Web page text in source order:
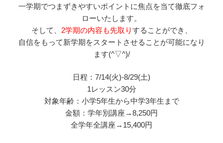
一学期でつまずきやすいポイントに焦点を当て徹底フォ
ローいたします。
そして、 2学期の内容も先取りすることができ、
自信をもって新学期をスタートさせることが可能になり
ます(^▽^)/
日程：7/14(火)-8/29(土)
1レッスン30分
対象年齢：小学5年生から中学3年生まで
金額：学年別講座→8,250円
全学年全講座→15,400円